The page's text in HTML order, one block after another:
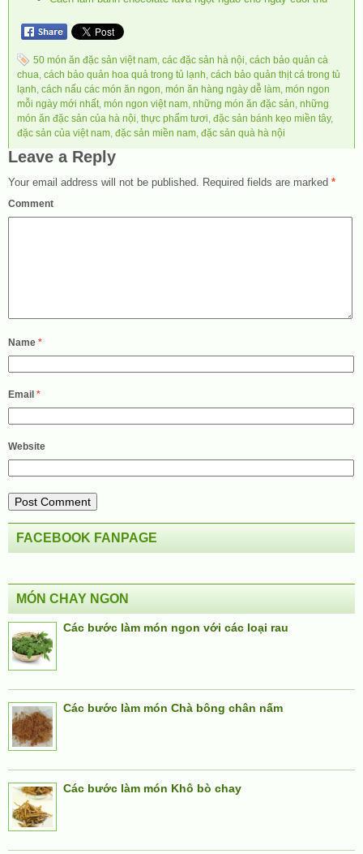
50 món ăn đặc sản việt nam, các đặc sản hà nội, cách bảo quản cà
chua, cách bảo quản hoa quả trong tủ lạnh, cách bảo quản thịt cá trong tủ
lạnh, cách nấu các món ăn ngon, món ăn hàng ngày dễ làm, món ngon
mỗi ngày mới nhất, món ngon việt nam, những món ăn đặc sản, những
món ăn đặc sản của hà nội, thực phẩm tươi, đặc sản bánh kẹo miền tây,
đặc sản của việt nam, đặc sản miền nam, đặc sản quà hà nội
Leave a Reply
Your email address will not be published. Required fields are marked *
Comment
Name *
Email *
Website
FACEBOOK FANPAGE
MÓN CHAY NGON
Các bước làm món ngon với các loại rau
Các bước làm món Chà bông chân nấm
Các bước làm món Khô bò chay